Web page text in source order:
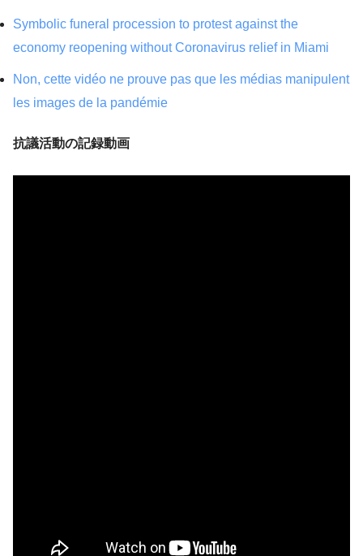
Symbolic funeral procession to protest against the
economy reopening without Coronavirus relief in Miami
Non, cette vidéo ne prouve pas que les médias manipulent
les images de la pandémie
抗議活動の記録動画